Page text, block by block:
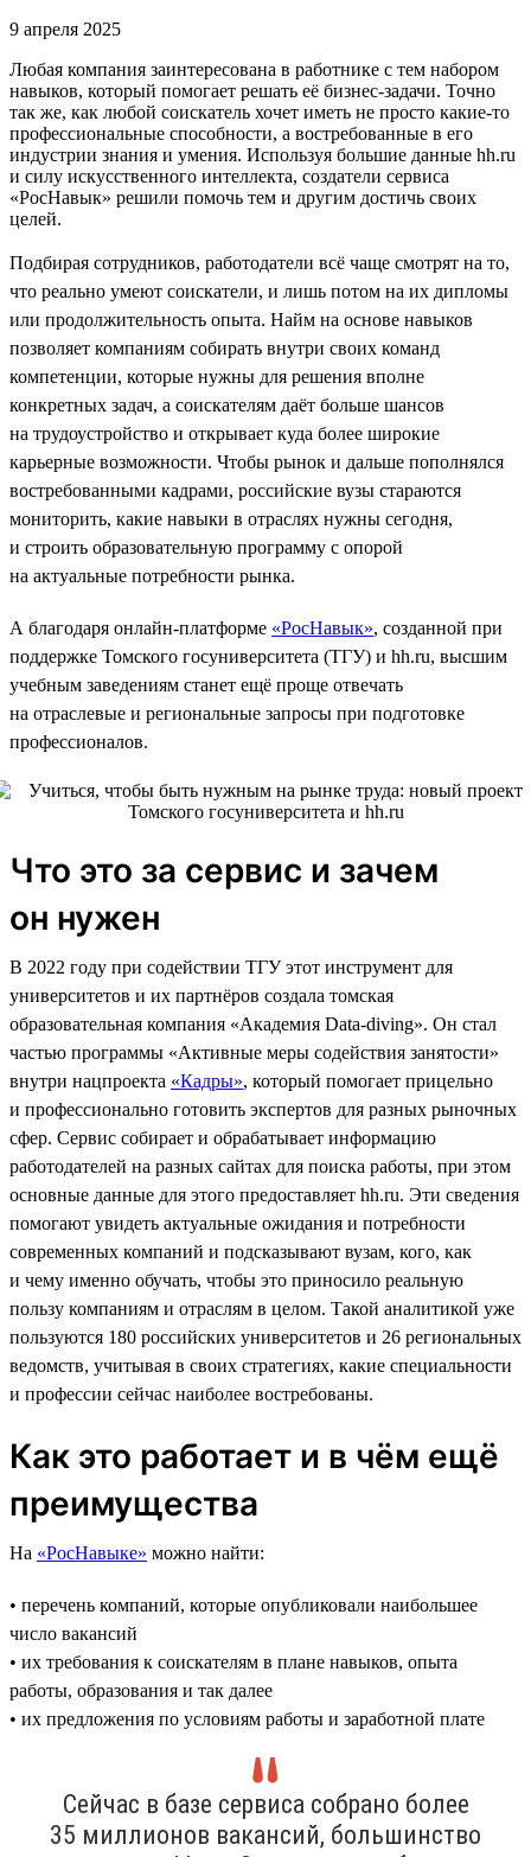
9 апреля 2025
Любая компания заинтересована в работнике с тем набором
навыков, который помогает решать её бизнес-задачи. Точно
так же, как любой соискатель хочет иметь не просто какие-то
профессиональные способности, а востребованные в его
индустрии знания и умения. Используя большие данные hh.ru
и силу искусственного интеллекта, создатели сервиса
«РосНавык» решили помочь тем и другим достичь своих
целей.
Подбирая сотрудников, работодатели всё чаще смотрят на то,
что реально умеют соискатели, и лишь потом на их дипломы
или продолжительность опыта. Найм на основе навыков
позволяет компаниям собирать внутри своих команд
компетенции, которые нужны для решения вполне
конкретных задач, а соискателям даёт больше шансов
на трудоустройство и открывает куда более широкие
карьерные возможности. Чтобы рынок и дальше пополнялся
востребованными кадрами, российские вузы стараются
мониторить, какие навыки в отраслях нужны сегодня,
и строить образовательную программу с опорой
на актуальные потребности рынка.
А благодаря онлайн-платформе «РосНавык», созданной при
поддержке Томского госуниверситета (ТГУ) и hh.ru, высшим
учебным заведениям станет ещё проще отвечать
на отраслевые и региональные запросы при подготовке
профессионалов.
Что это за сервис и зачем
он нужен
В 2022 году при содействии ТГУ этот инструмент для
университетов и их партнёров создала томская
образовательная компания «Академия Data-diving». Он стал
частью программы «Активные меры содействия занятости»
внутри нацпроекта «Кадры», который помогает прицельно
и профессионально готовить экспертов для разных рыночных
сфер. Сервис собирает и обрабатывает информацию
работодателей на разных сайтах для поиска работы, при этом
основные данные для этого предоставляет hh.ru. Эти сведения
помогают увидеть актуальные ожидания и потребности
современных компаний и подсказывают вузам, кого, как
и чему именно обучать, чтобы это приносило реальную
пользу компаниям и отраслям в целом. Такой аналитикой уже
пользуются 180 российских университетов и 26 региональных
ведомств, учитывая в своих стратегиях, какие специальности
и профессии сейчас наиболее востребованы.
Как это работает и в чём ещё
преимущества
На «РосНавыке» можно найти:
• перечень компаний, которые опубликовали наибольшее
число вакансий
• их требования к соискателям в плане навыков, опыта
работы, образования и так далее
• их предложения по условиям работы и заработной плате
Сейчас в базе сервиса собрано более
35 миллионов вакансий, большинство